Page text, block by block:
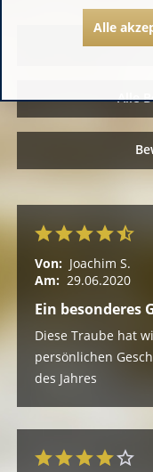
Alle
Von: Joachim S.
Am: 29.06.2020
Ein besonderes
Diese Traube hat
persönlichen
des Jahres
Alle